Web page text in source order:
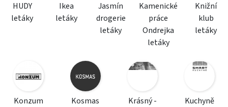
HUDY
letáky
Ikea
letáky
Jasmín
drogerie
letáky
Kamenické
práce
Ondrejka
letáky
Knižní
klub
letáky
Konzum
Kosmas
Krásný -
Kuchyně